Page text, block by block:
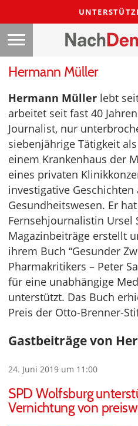
Hermann Müller
Hermann Müller lebt
arbeitet seit fast 40
Journalist, nur
siebenjährige Tätigkeit
einem Krankenhaus der
eines privaten
investigative Geschichten
Gesundheitswesen. Er
Fernsehjournalistin Ursel
Magazinbeiträge erstellt
ihrem Buch “Gesunder
Pharmakritikers – Peter
für eine unabhängige
unterstützt. Das Buch
Preis der Otto-Brenner-
Gastbeiträge von
24. Juni 2019 um 11:00
SPD Wolfsburg
Vernichtung von